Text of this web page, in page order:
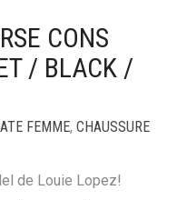
CONS
/ BLACK /
FEMME, CHAUSSURE
de Louie Lopez!